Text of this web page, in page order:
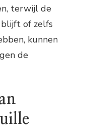
terwijl de
blijft of zelfs
kunnen
de